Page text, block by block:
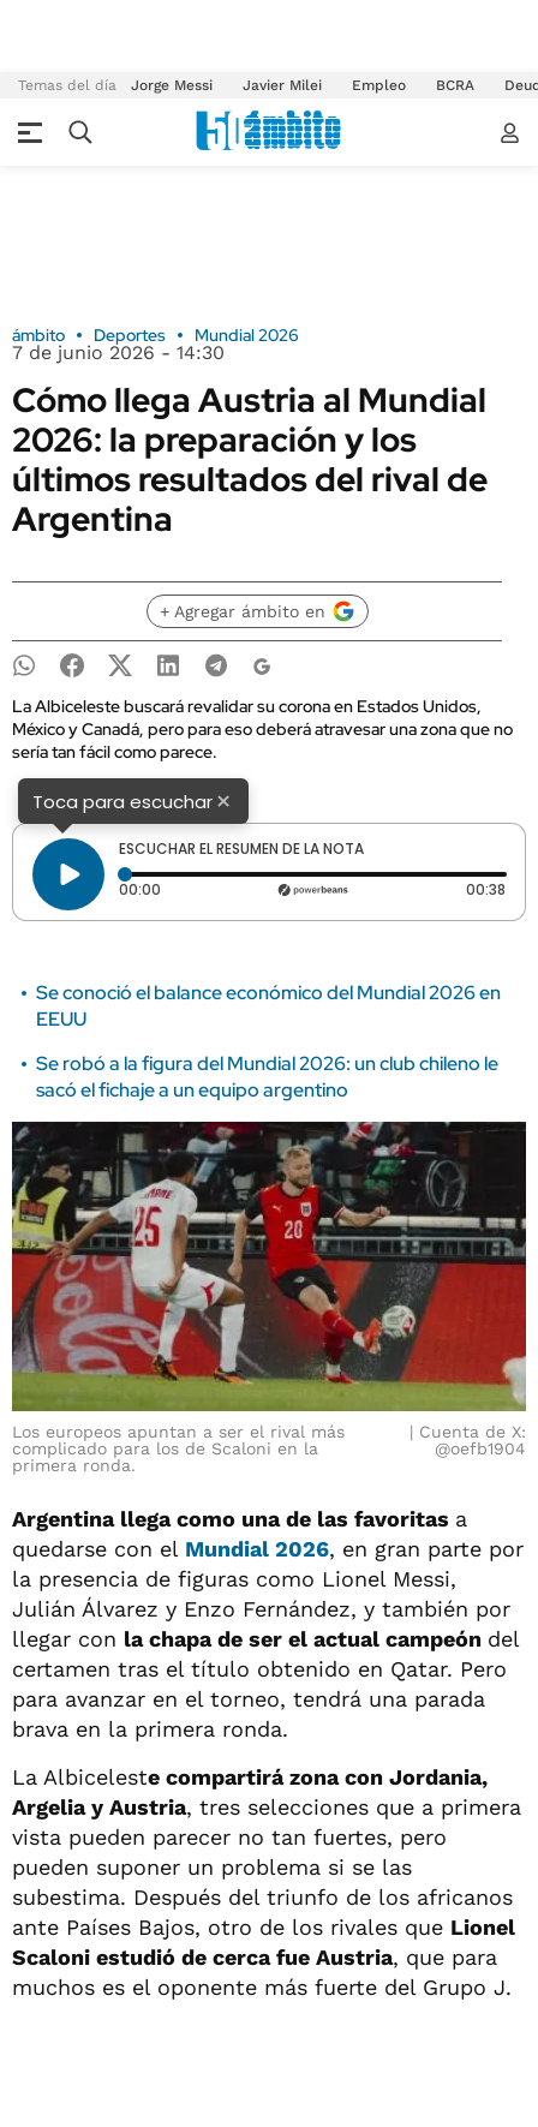
Temas del día Jorge Messi Javier Milei Empleo BCRA
ámbito Deportes Mundial 2026
7 de junio 2026 - 14:30
Cómo llega Austria al Mundial
2026: la preparación y los
últimos resultados del rival de
Argentina
+ Agregar ámbito en
La Albiceleste buscará revalidar su corona en Estados Unidos,
México y Canadá, pero para eso deberá atravesar una zona que no
sería tan fácil como parece.
Toca para escuchar×
ESCUCHAR EL RESUMEN DE LA NOTA
00:00 Tiempo transcurrido: 0 segundos 00:38
Se conoció el balance económico del Mundial 2026 en
EEUU
Se robó a la figura del Mundial 2026: un club chileno le
sacó el fichaje a un equipo argentino
Los europeos apuntan a ser el rival más
complicado para los de Scaloni en la
primera ronda.
Cuenta de X:
@oefb1904
Argentina llega como una de las favoritas a
quedarse con el Mundial 2026, en gran parte por
la presencia de figuras como Lionel Messi,
Julián Álvarez y Enzo Fernández, y también por
llegar con la chapa de ser el actual campeón del
certamen tras el título obtenido en Qatar. Pero
para avanzar en el torneo, tendrá una parada
brava en la primera ronda.
La Albiceleste compartirá zona con Jordania,
Argelia y Austria, tres selecciones que a primera
vista pueden parecer no tan fuertes, pero
pueden suponer un problema si se las
subestima. Después del triunfo de los africanos
ante Países Bajos, otro de los rivales que Lionel
Scaloni estudió de cerca fue Austria, que para
muchos es el oponente más fuerte del Grupo J.